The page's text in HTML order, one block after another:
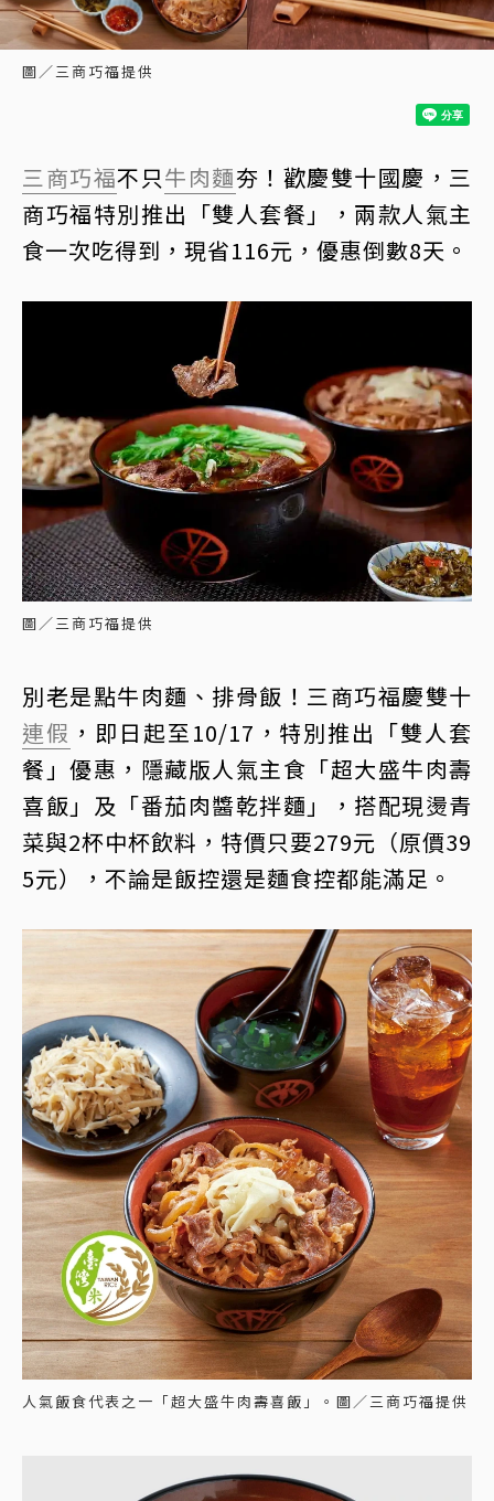
圖／三商巧福提供
三商巧福不只牛肉麵夯！歡慶雙十國慶，三
商巧福特別推出「雙人套餐」，兩款人氣主
食一次吃得到，現省116元，優惠倒數8天。
圖／三商巧福提供
別老是點牛肉麵、排骨飯！三商巧福慶雙十
連假 ，即日起至10/17，特別推出「雙人套
餐」優惠，隱藏版人氣主食「超大盛牛肉壽
喜飯」及「番茄肉醬乾拌麵」，搭配現燙青
菜與2杯中杯飲料，特價只要279元（原價39
5元），不論是飯控還是麵食控都能滿足。
人氣飯食代表之一「超大盛牛肉壽喜飯」。圖／三商巧福提供